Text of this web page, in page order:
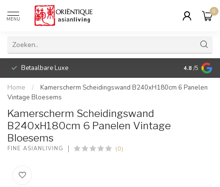
MENU
0
Betaalbare Luxe 4.8 /5
Home /
Kamerscherm Scheidingswand B240xH180cm 6 Panelen
Vintage Bloesems
Kamerscherm Scheidingswand
B240xH180cm 6 Panelen Vintage
Bloesems
FINE ASIANLIVING (0)